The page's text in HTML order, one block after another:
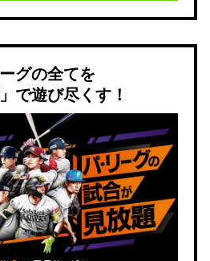
グの全てを
で遊び尽くす！